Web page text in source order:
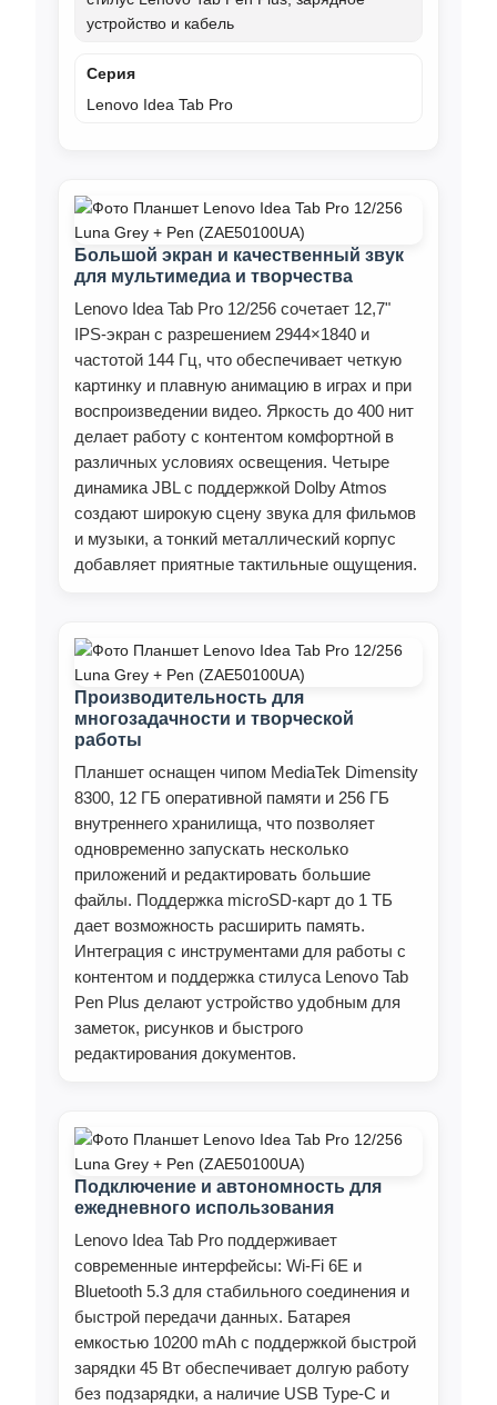
устройство и кабель
Серия
Lenovo Idea Tab Pro
Большой экран и качественный звук
для мультимедиа и творчества
Lenovo Idea Tab Pro 12/256 сочетает 12,7"
IPS-экран с разрешением 2944×1840 и
частотой 144 Гц, что обеспечивает четкую
картинку и плавную анимацию в играх и при
воспроизведении видео. Яркость до 400 нит
делает работу с контентом комфортной в
различных условиях освещения. Четыре
динамика JBL с поддержкой Dolby Atmos
создают широкую сцену звука для фильмов
и музыки, а тонкий металлический корпус
добавляет приятные тактильные ощущения.
Производительность для
многозадачности и творческой
работы
Планшет оснащен чипом MediaTek Dimensity
8300, 12 ГБ оперативной памяти и 256 ГБ
внутреннего хранилища, что позволяет
одновременно запускать несколько
приложений и редактировать большие
файлы. Поддержка microSD-карт до 1 ТБ
дает возможность расширить память.
Интеграция с инструментами для работы с
контентом и поддержка стилуса Lenovo Tab
Pen Plus делают устройство удобным для
заметок, рисунков и быстрого
редактирования документов.
Подключение и автономность для
ежедневного использования
Lenovo Idea Tab Pro поддерживает
современные интерфейсы: Wi‑Fi 6E и
Bluetooth 5.3 для стабильного соединения и
быстрой передачи данных. Батарея
емкостью 10200 mAh с поддержкой быстрой
зарядки 45 Вт обеспечивает долгую работу
без подзарядки, а наличие USB Type-C и